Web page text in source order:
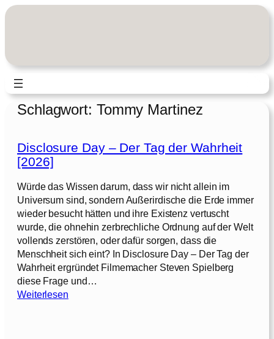
Zum
Schlagwort: Tommy Martinez
Disclosure Day – Der Tag der Wahrheit
[2026]
Würde das Wissen darum, dass wir nicht allein im
Universum sind, sondern Außerirdische die Erde immer
wieder besucht hätten und ihre Existenz vertuscht
wurde, die ohnehin zerbrechliche Ordnung auf der Welt
vollends zerstören, oder dafür sorgen, dass die
Menschheit sich eint? In Disclosure Day – Der Tag der
Wahrheit ergründet Filmemacher Steven Spielberg
diese Frage und…
Weiterlesen: